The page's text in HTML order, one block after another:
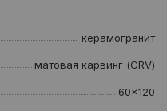
керамогранит
матовая карвинг (CRV)
60x120